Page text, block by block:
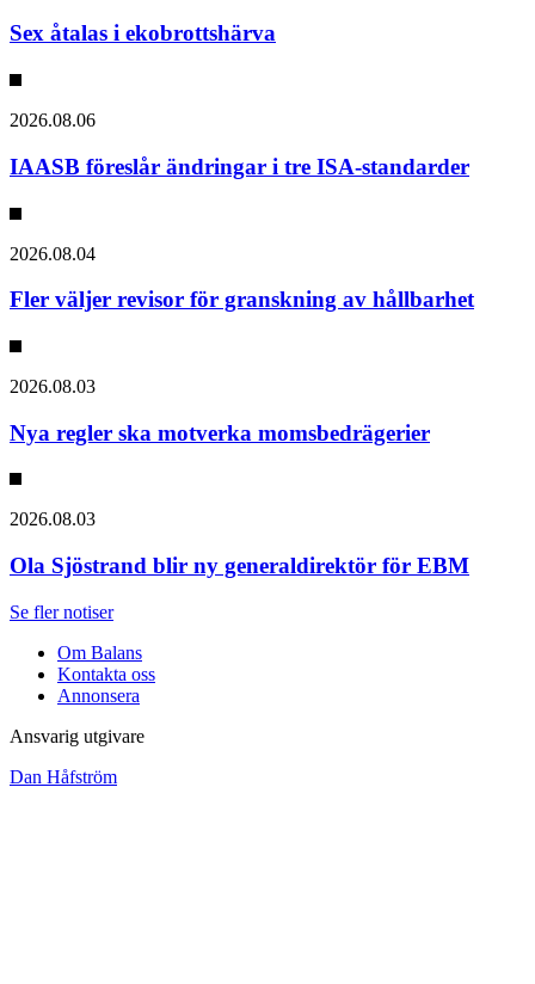
Sex åtalas i ekobrottshärva
2026.08.06
IAASB föreslår ändringar i tre ISA-standarder
2026.08.04
Fler väljer revisor för granskning av hållbarhet
2026.08.03
Nya regler ska motverka momsbedrägerier
2026.08.03
Ola Sjöstrand blir ny generaldirektör för EBM
Se fler notiser
Om Balans
Kontakta oss
Annonsera
Ansvarig utgivare
Dan Håfström